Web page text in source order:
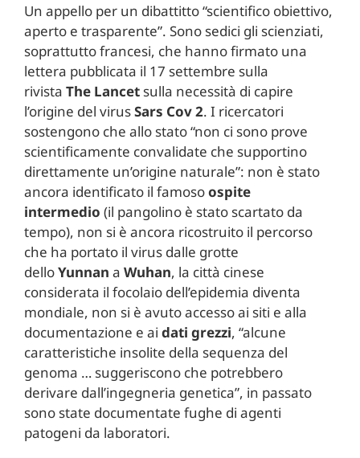
Un appello per un dibattitto “scientifico obiettivo,
aperto e trasparente”. Sono sedici gli scienziati,
soprattutto francesi, che hanno firmato una
lettera pubblicata il 17 settembre sulla
rivista The Lancetsulla necessità di capire
l’origine del virusSars Cov 2. I ricercatori
sostengono che allo stato “non ci sono prove
scientificamente convalidate che supportino
direttamente un’origine naturale”: non è stato
ancora identificato il famosoospite
intermedio (il pangolino è stato scartato da
tempo), non si è ancora ricostruito il percorso
che ha portato il virus dalle grotte
delloYunnan a Wuhan, la città cinese
considerata il focolaio dell’epidemia diventa
mondiale, non si è avuto accesso ai siti e alla
documentazione e ai dati grezzi, “alcune
caratteristiche insolite della sequenza del
genoma … suggeriscono che potrebbero
derivare dall’ingegneria genetica”, in passato
sono state documentate fughe di agenti
patogeni da laboratori.